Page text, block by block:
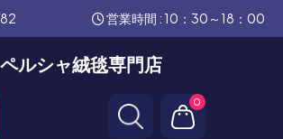
営業時間 : 10：30～18：00
ペルシャ絨毯専門店
0